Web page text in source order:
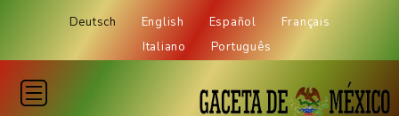
Deutsch English Español
Français
Italiano
Português